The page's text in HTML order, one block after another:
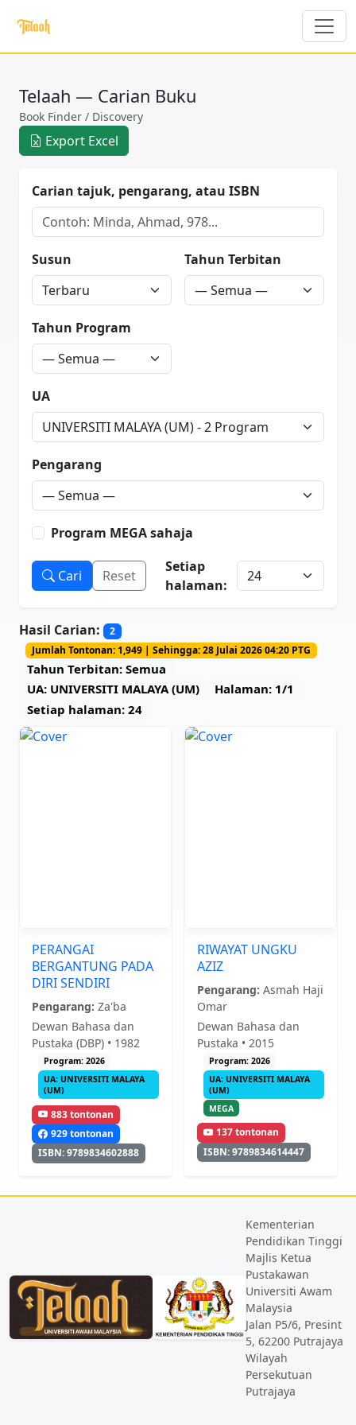
Telaah — Carian Buku
Book Finder / Discovery
Export Excel
Carian tajuk, pengarang, atau ISBN
Susun Tahun Terbitan
Tahun Program
UA
Pengarang
Program MEGA sahaja
Cari Reset
Setiap
halaman:
Hasil Carian:
2
Jumlah Tontonan: 1,949 | Sehingga: 28 Julai 2026 04:20 PTG
Tahun Terbitan: Semua
UA: UNIVERSITI MALAYA (UM)
Halaman: 1/1
Setiap halaman: 24
PERANGAI
BERGANTUNG PADA
DIRI SENDIRI
Pengarang: Za'ba
Dewan Bahasa dan
Pustaka (DBP) • 1982
Program: 2026
UA: UNIVERSITI MALAYA
(UM)
883 tontonan
929 tontonan
ISBN: 9789834602888
RIWAYAT UNGKU
AZIZ
Pengarang: Asmah Haji
Omar
Dewan Bahasa dan
Pustaka • 2015
Program: 2026
UA: UNIVERSITI MALAYA
(UM)
MEGA
137 tontonan
ISBN: 9789834614447
Kementerian
Pendidikan Tinggi
Majlis Ketua
Pustakawan
Universiti Awam
Malaysia
Jalan P5/6, Presint
5, 62200 Putrajaya
Wilayah
Persekutuan
Putrajaya